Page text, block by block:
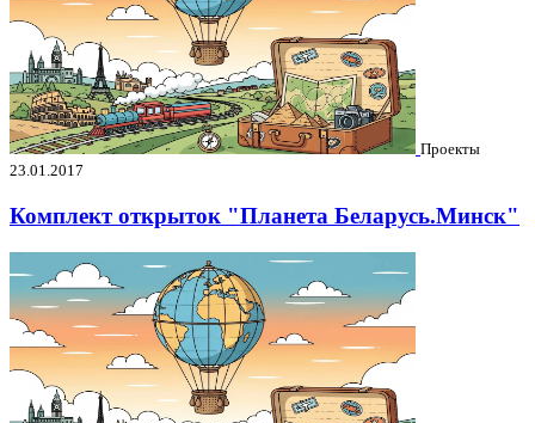
Проекты
23.01.2017
Комплект открыток "Планета Беларусь.Минск"